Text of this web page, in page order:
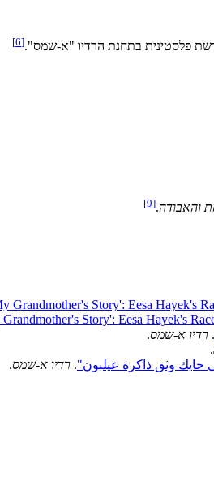
פלסטינית בתחנת הרדיו "א-שמס".[
6
]
והאבודה.
[
9
]
. רדיו א-שמס.
.
وثق ذاكرة عيلبون". רדיו א-שמס.